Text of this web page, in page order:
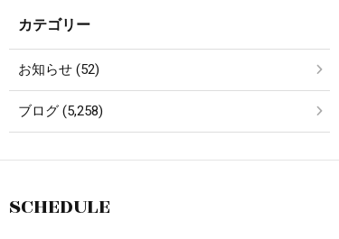
カテゴリー
お知らせ (52)
ブログ (5,258)
SCHEDULE